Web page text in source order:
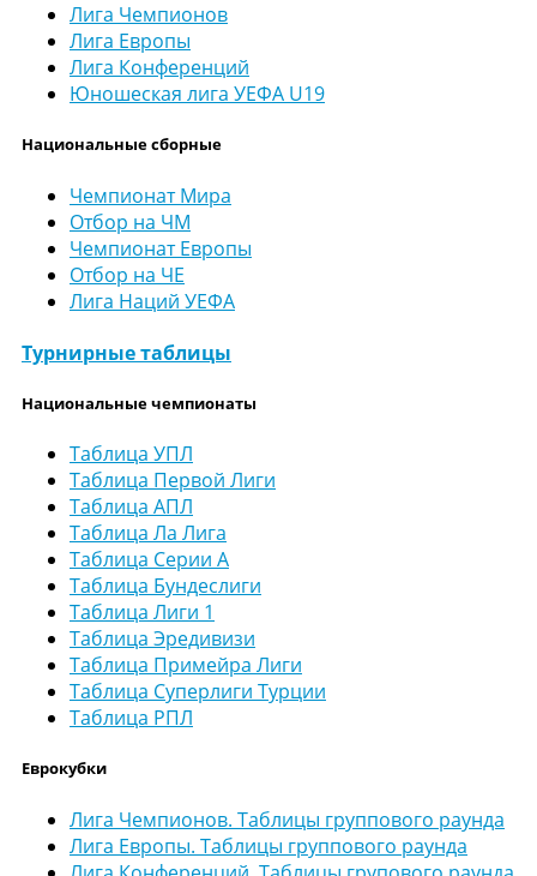
Лига Чемпионов
Лига Европы
Лига Конференций
Юношеская лига УЕФА U19
Национальные сборные
Чемпионат Мира
Отбор на ЧМ
Чемпионат Европы
Отбор на ЧЕ
Лига Наций УЕФА
Турнирные таблицы
Национальные чемпионаты
Таблица УПЛ
Таблица Первой Лиги
Таблица АПЛ
Таблица Ла Лига
Таблица Серии А
Таблица Бундеслиги
Таблица Лиги 1
Таблица Эредивизи
Таблица Примейра Лиги
Таблица Суперлиги Турции
Таблица РПЛ
Еврокубки
Лига Чемпионов. Таблицы группового раунда
Лига Европы. Таблицы группового раунда